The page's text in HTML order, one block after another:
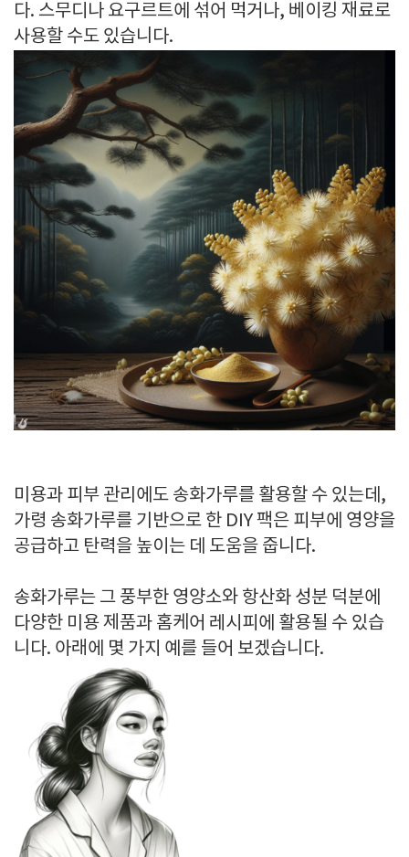
다. 스무디나 요구르트에 섞어 먹거나, 베이킹 재료로
사용할 수도 있습니다.
미용과 피부 관리에도 송화가루를 활용할 수 있는데,
가령 송화가루를 기반으로 한 DIY 팩은 피부에 영양을
공급하고 탄력을 높이는 데 도움을 줍니다.
송화가루는 그 풍부한 영양소와 항산화 성분 덕분에
다양한 미용 제품과 홈케어 레시피에 활용될 수 있습
니다. 아래에 몇 가지 예를 들어 보겠습니다.